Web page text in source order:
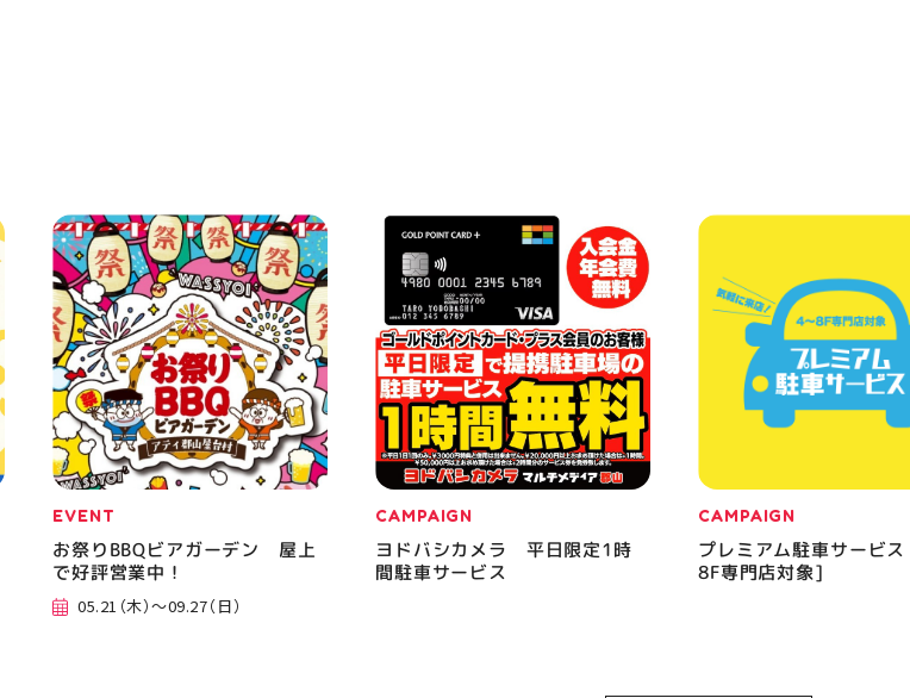
ぶらBBQ #お盆 #夏休み #郡山
ランチ #郡山ディナー #家族で
おでかけ #夏の思い出 #BBQ
EVENT
お祭りBBQビアガーデン 屋上
で好評営業中！
05.21（木）～09.27（日）
CAMPAIGN
ヨドバシカメラ 平日限定1時
間駐車サービス
CAMPAIGN
プレミアム駐車サービ
8F専門店対象]